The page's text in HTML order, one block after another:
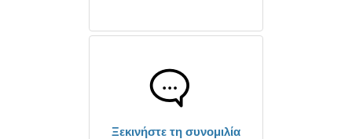
Ξεκινήστε τη συνομιλία